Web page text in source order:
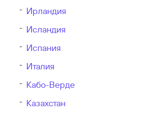
Ирландия
Иcландия
Испания
Италия
Кабо-Верде
Казахстан